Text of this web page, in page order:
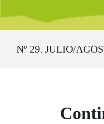
Nº 29. JULIO/